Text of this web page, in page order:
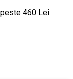
peste 460 Lei